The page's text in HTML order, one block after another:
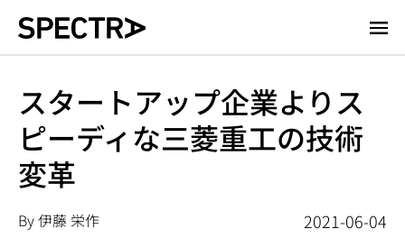
スタートアップ企業よりス
ピーディな三菱重工の技術
変革
By 伊藤 栄作 2021-06-04